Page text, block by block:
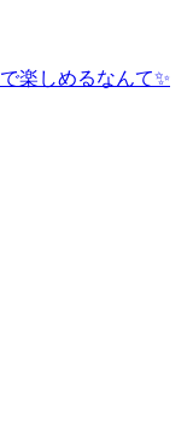
楽しめるなんて✨